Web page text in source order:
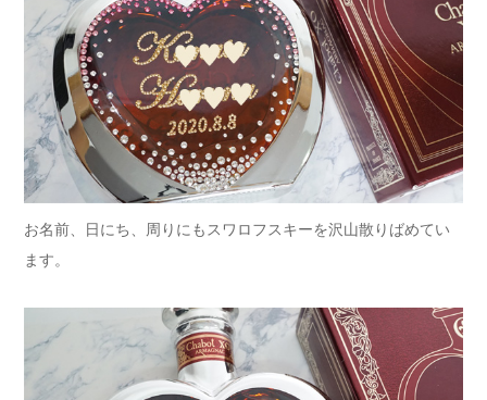
お名前、日にち、周りにもスワロフスキーを沢山散りばめてい
ます。